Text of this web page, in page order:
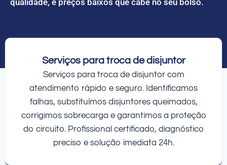
Serviços para troca de disjuntor
Serviços para troca de disjuntor com
atendimento rápido e seguro. Identificamos
falhas, substituímos disjuntores queimados,
corrigimos sobrecarga e garantimos a proteção
do circuito. Profissional certificado, diagnóstico
preciso e solução imediata 24h.